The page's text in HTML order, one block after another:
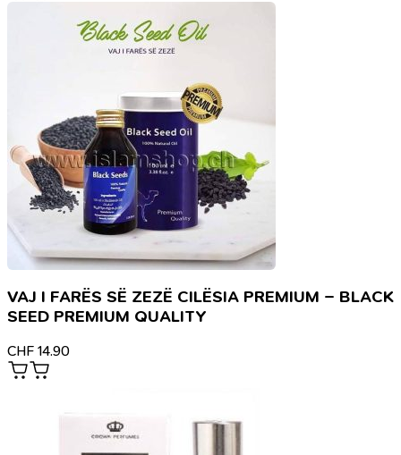
VAJ I FARËS SË ZEZË CILËSIA PREMIUM – BLACK
SEED PREMIUM QUALITY
CHF 14.90